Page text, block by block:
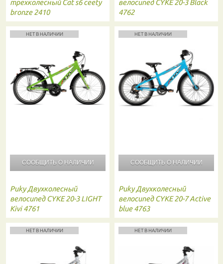
трехколесный Сat s6 ceety
bronze 2410
велосипед CYKE 20-3 Black
4762
НЕТ В НАЛИЧИИ
СООБЩИТЬ О НАЛИЧИИ
Puky Двухколесный
велосипед CYKE 20-3 LIGHT
Kivi 4761
НЕТ В НАЛИЧИИ
СООБЩИТЬ О НАЛИЧИИ
Puky Двухколесный
велосипед CYKE 20-7 Active
blue 4763
НЕТ В НАЛИЧИИ НЕТ В НАЛИЧИИ